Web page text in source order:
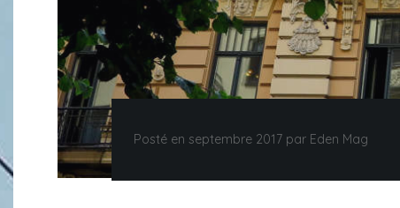
Posté en septembre 2017 par Eden Mag